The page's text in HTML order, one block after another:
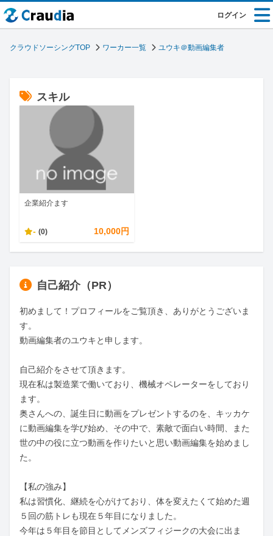
ログイン
クラウドソーシングTOP ワーカー一覧 ユウキ＠動画編集者
スキル
企業紹介ます
- (0) 10,000円
自己紹介（PR）
初めまして！プロフィールをご覧頂き、ありがとうございま
す。
動画編集者のユウキと申します。
自己紹介をさせて頂きます。
現在私は製造業で働いており、機械オペレーターをしており
ます。
奥さんへの、誕生日に動画をプレゼントするのを、キッカケ
に動画編集を学び始め、その中で、素敵で面白い時間、また
世の中の役に立つ動画を作りたいと思い動画編集を始めまし
た。
【私の強み】
私は習慣化、継続を心がけており、体を変えたくて始めた週
５回の筋トレも現在５年目になりました。
今年は５年目を節目としてメンズフィジークの大会に出ま